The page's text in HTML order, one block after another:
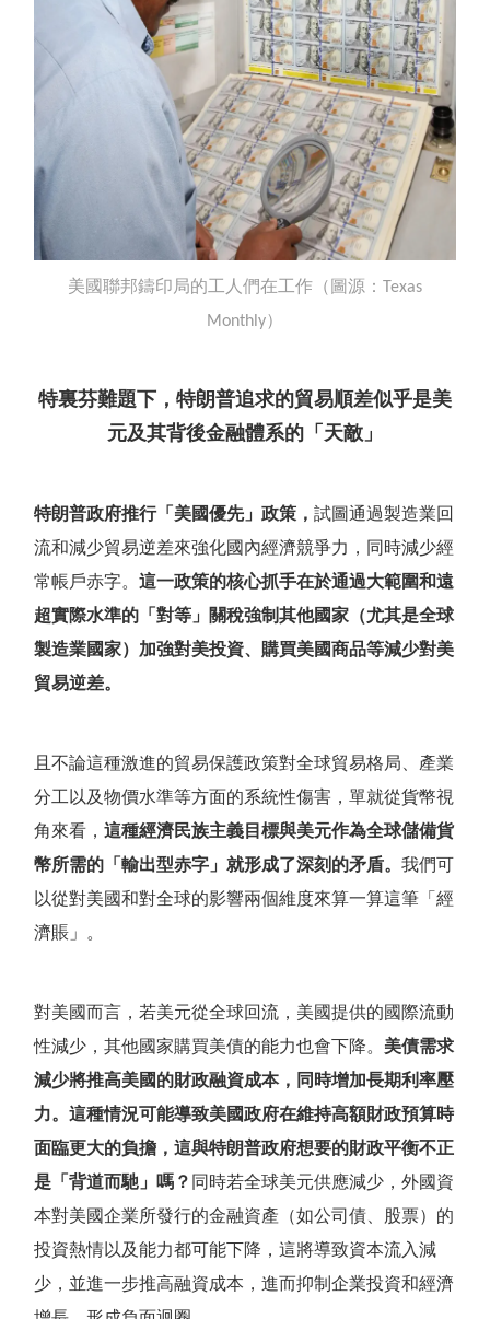
美國聯邦鑄印局的工人們在工作（圖源：
Texas
Monthly）
特裏芬難題下，特朗普追求的貿易順差似乎是美
元及其背後金融體系的 「 天敵 」
特朗普政府推行「 美國優先」政策，試圖通過製造業回
流和減少貿易逆差來強化國內經濟競爭力，同時減少經
常帳戶赤字。這一政策的核心抓手在於通過大範圍和遠
超實際水準的 「對等 」
關稅強制其他國家（尤其是全球
製造業國家）加強對美投資、購買美國商品等減少對美
貿易逆差。
且不論這種激進的貿易保護政策對全球貿易格局、產業
分工以及物價水準等方面的系統性傷害，單就從貨幣視
角來看，這種經濟民族主義目標與美元作為全球儲備貨
幣所需的 「輸出型赤字 」就形成了深刻的矛盾。我們可
以從對美國和對全球的影響兩個維度來算一算這筆 「經
濟賬 」 。
對美國而言，若美元從全球回流，美國提供的國際流動
性減少，其他國家購買美債的能力也會下降。 美債需求
減少將推高美國的財政融資成本，同時增加長期利率壓
力。這種情況可能導致美國政府在維持高額財政預算時
面臨更大的負擔，這與特朗普政府想要的財政平衡不正
是 「背道而馳 」 嗎？ 同時若全球美元供應減少，外國資
本對美國企業所發行的金融資產（如公司債、股票）的
投資熱情以及能力都可能下降，這將導致資本流入減
少，並進一步推高融資成本，進而抑制企業投資和經濟